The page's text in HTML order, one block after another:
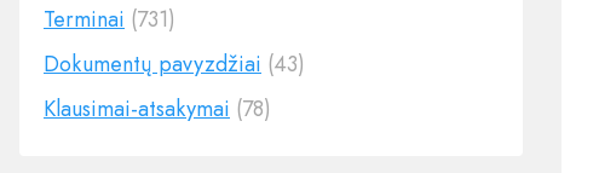
Terminai (731)
Dokumentų pavyzdžiai (43)
Klausimai-atsakymai (78)